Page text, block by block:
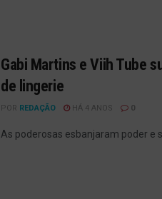
Gabi Martins e Viih Tube
de lingerie
POR REDAÇÃO HÁ 4 ANOS 0
As poderosas esbanjaram poder e